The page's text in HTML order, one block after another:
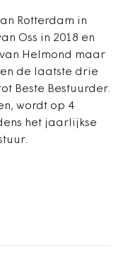
Rotterdam in
Oss in 2018 en
Helmond maar
de laatste drie
Beste Bestuurder.
wordt op 4
het jaarlijkse